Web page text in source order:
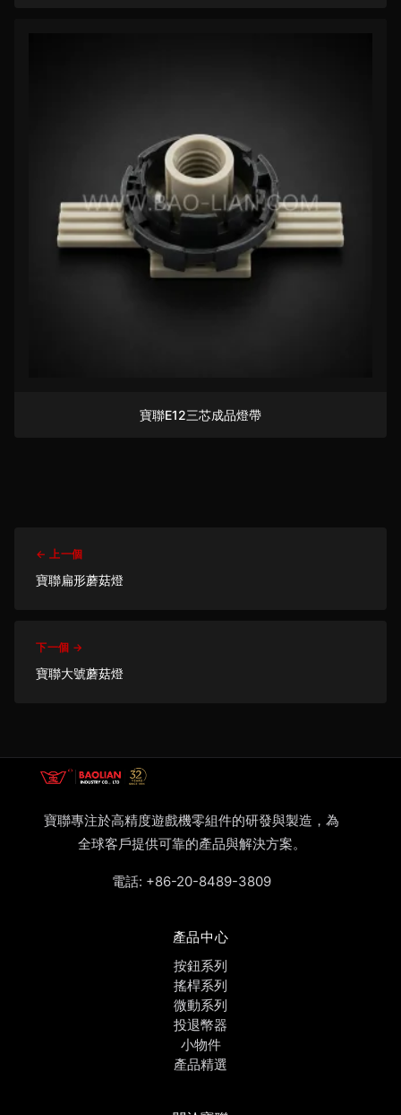
寶聯E12三芯成品燈帶
← 上一個
寶聯扁形蘑菇燈
下一個 →
寶聯大號蘑菇燈
寶聯專注於高精度遊戲機零組件的研發與製造，為
全球客戶提供可靠的產品與解決方案。
電話: +86-20-8489-3809
產品中心
按鈕系列
搖桿系列
微動系列
投退幣器
小物件
產品精選